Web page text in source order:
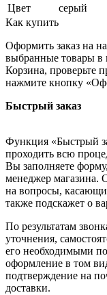
Цвет
серый
Как купить
Оформить заказ на
выбранные товары в
Корзина, проверьте
нажмите кнопку
Быстрый заказ
Функция «Быстрый
проходить всю
Вы заполняете
менеджер магазина.
на вопросы,
также подскажет о
По результатам
уточнения,
его необходимыми
оформление в том
подтверждение на
доставки.